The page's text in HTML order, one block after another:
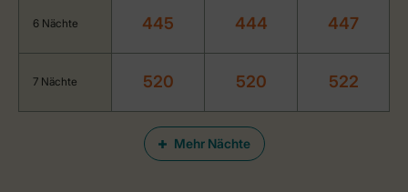
Mehr Nächte
6 Nächte 445 444 447
7 Nächte 520 520 522